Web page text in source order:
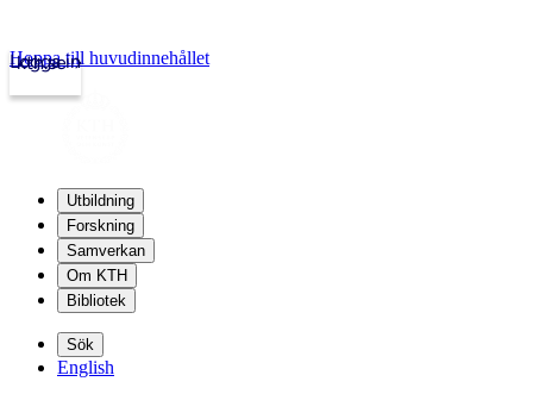
kth.se
Logga in
Hoppa till huvudinnehållet
Utbildning
Forskning
Samverkan
Om KTH
Bibliotek
Sök
English